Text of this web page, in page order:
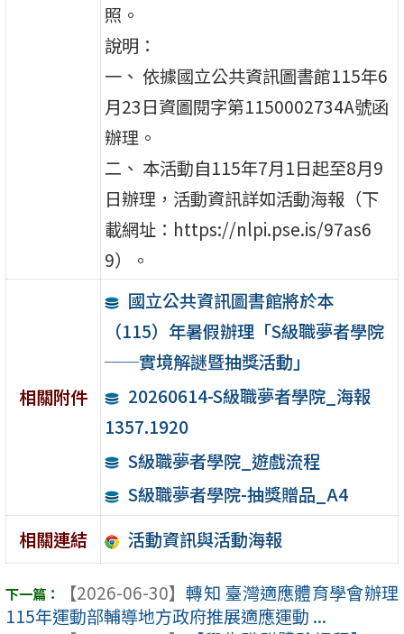
照。
說明：
一、 依據國立公共資訊圖書館115年6
月23日資圖閱字第1150002734A號函
辦理。
二、 本活動自115年7月1日起至8月9
日辦理，活動資訊詳如活動海報（下
載網址：https://nlpi.pse.is/97as6
9）。
相關附件
國立公共資訊圖書館將於本
（115）年暑假辦理「S級職夢者學院
──實境解謎暨抽獎活動」
20260614-S級職夢者學院_海報
1357.1920
S級職夢者學院_遊戲流程
S級職夢者學院-抽獎贈品_A4
相關連結
活動資訊與活動海報
【2026-06-30】 轉知 臺灣適應體育學會辦理
115年運動部輔導地方政府推展適應運動 ...